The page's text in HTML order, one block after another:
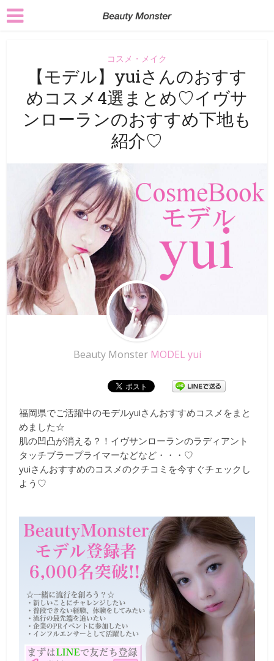
コスメ・メイク
【モデル】yuiさんのおすす
めコスメ4選まとめ♡イヴサ
ンローランのおすすめ下地も
紹介♡
Beauty Monster MODEL yui
福岡県でご活躍中のモデルyuiさんおすすめコスメをまと
めました☆
肌の凹凸が消える？！イヴサンローランのラディアント
タッチブラープライマーなどなど・・・♡
yuiさんおすすめのコスメのクチコミを今すぐチェックし
よう♡